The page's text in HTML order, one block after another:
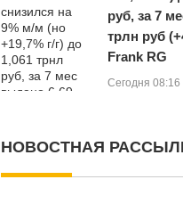
руб, за 7
трлн руб
Frank RG
Сегодня 08:16
НОВОСТНАЯ